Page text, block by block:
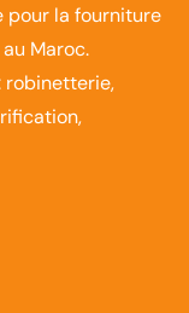
pour la fourniture
Maroc.
robinetterie,